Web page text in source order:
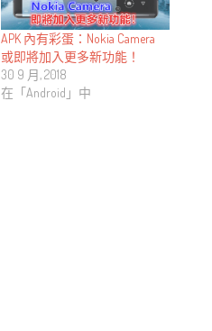
APK 內有彩蛋：Nokia Camera
或即將加入更多新功能！
30 9 月, 2018
在「Android」中